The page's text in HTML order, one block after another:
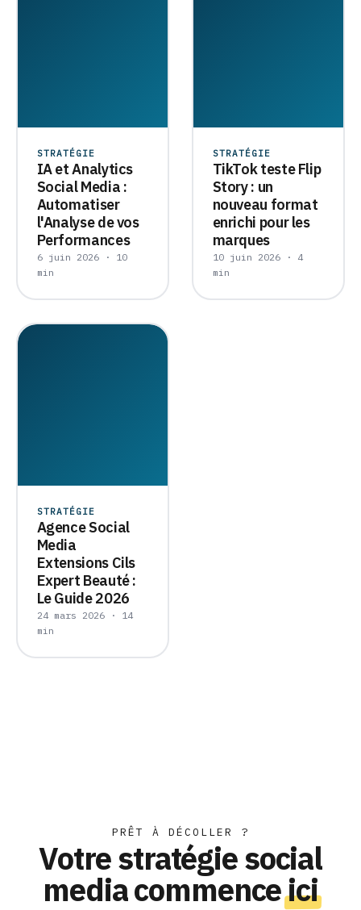
STRATÉGIE
IA et Analytics
Social Media :
Automatiser
l'Analyse de vos
Performances
6 juin 2026 · 10
min
STRATÉGIE
TikTok teste Flip
Story : un
nouveau format
enrichi pour les
marques
10 juin 2026 · 4
min
STRATÉGIE
Agence Social
Media
Extensions Cils
Expert Beauté :
Le Guide 2026
24 mars 2026 · 14
min
PRÊT À DÉCOLLER ?
Votre stratégie social
media commenceici